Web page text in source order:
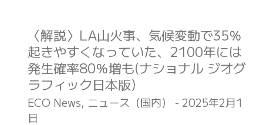
ビ
リ
テ
ィ
JP)
解
は
(ナ
シ
ョ
ス
チ
ッ
ク
を
発
〈解説〉LA山火事、気候変動で35％
起きやすくなっていた、2100年には
発生確率80％増も(ナショナル ジオグ
ラフィック日本版)
ECO News, ニュース（国内） - 2025年2月1
日
〈解
説〉
LA
山
火
事、